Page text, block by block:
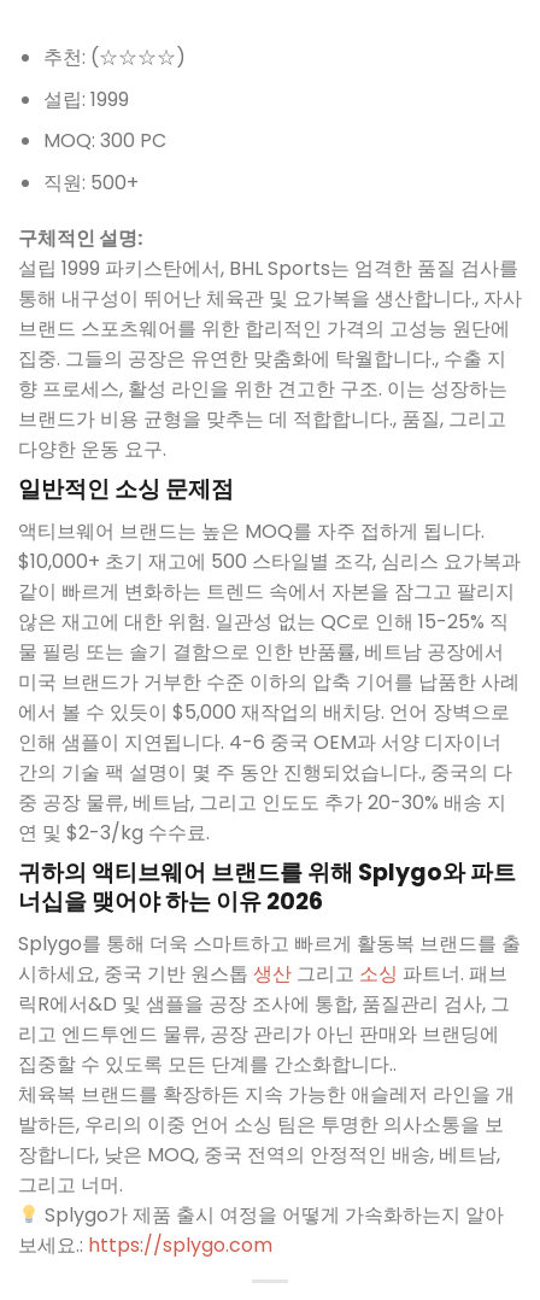
추천: (☆☆☆☆)
설립: 1999
MOQ: 300 PC
직원: 500+
구체적인 설명:
설립 1999 파키스탄에서, BHL Sports는 엄격한 품질 검사를
통해 내구성이 뛰어난 체육관 및 요가복을 생산합니다., 자사
브랜드 스포츠웨어를 위한 합리적인 가격의 고성능 원단에
집중. 그들의 공장은 유연한 맞춤화에 탁월합니다., 수출 지
향 프로세스, 활성 라인을 위한 견고한 구조. 이는 성장하는
브랜드가 비용 균형을 맞추는 데 적합합니다., 품질, 그리고
다양한 운동 요구.
일반적인 소싱 문제점
액티브웨어 브랜드는 높은 MOQ를 자주 접하게 됩니다.
$10,000+ 초기 재고에 500 스타일별 조각, 심리스 요가복과
같이 빠르게 변화하는 트렌드 속에서 자본을 잠그고 팔리지
않은 재고에 대한 위험. 일관성 없는 QC로 인해 15-25% 직
물 필링 또는 솔기 결함으로 인한 반품률, 베트남 공장에서
미국 브랜드가 거부한 수준 이하의 압축 기어를 납품한 사례
에서 볼 수 있듯이 $5,000 재작업의 배치당. 언어 장벽으로
인해 샘플이 지연됩니다. 4-6 중국 OEM과 서양 디자이너
간의 기술 팩 설명이 몇 주 동안 진행되었습니다., 중국의 다
중 공장 물류, 베트남, 그리고 인도도 추가 20-30% 배송 지
연 및 $2-3/kg 수수료.
귀하의 액티브웨어 브랜드를 위해 Splygo와 파트
너십을 맺어야 하는 이유 2026
Splygo를 통해 더욱 스마트하고 빠르게 활동복 브랜드를 출
시하세요, 중국 기반 원스톱 생산 그리고 소싱 파트너. 패브
릭R에서&D 및 샘플을 공장 조사에 통합, 품질관리 검사, 그
리고 엔드투엔드 물류, 공장 관리가 아닌 판매와 브랜딩에
집중할 수 있도록 모든 단계를 간소화합니다..
체육복 브랜드를 확장하든 지속 가능한 애슬레저 라인을 개
발하든, 우리의 이중 언어 소싱 팀은 투명한 의사소통을 보
장합니다, 낮은 MOQ, 중국 전역의 안정적인 배송, 베트남,
그리고 너머.
Splygo가 제품 출시 여정을 어떻게 가속화하는지 알아
보세요.: https://splygo.com